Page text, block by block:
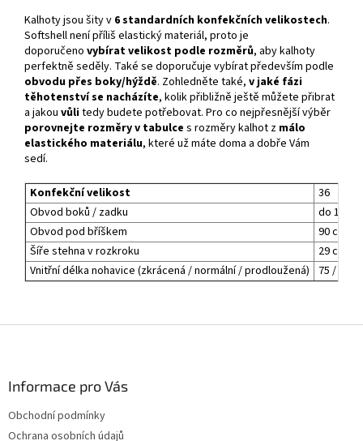
Kalhoty jsou šity v 6 standardních konfekčních velikostech.
Softshell není příliš elastický materiál, proto je
doporučeno vybírat velikost podle rozměrů, aby kalhoty
perfektně seděly. Také se doporučuje vybírat především podle
obvodu přes boky/hýždě. Zohledněte také, v jaké fázi
těhotenství se nacházíte, kolik přibližně ještě můžete přibrat
a jakou vůlitedy budete potřebovat. Pro co nejpřesnější výběr
porovnejte rozměry v tabulce s rozměry kalhot z málo
elastického materiálu, které už máte doma a dobře Vám
sedí.
Konfekční velikost
36
Obvod boků / zadku
do 100
Obvod pod bříškem
90 cm
Šíře stehna v rozkroku
29 cm
Vnitřní délka nohavice (zkrácená / normální / prodloužená)
75 / 80 /
Informace pro Vás
Obchodní podmínky
Ochrana osobních údajů